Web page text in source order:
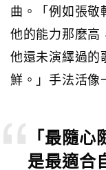
曲。「例如張敬
他的能力那麼高
他還未演繹過的
鮮。」手法活像
「最隨
是最適合